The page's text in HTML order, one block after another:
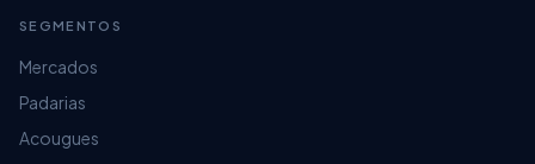
SEGMENTOS
Mercados
Padarias
Acougues